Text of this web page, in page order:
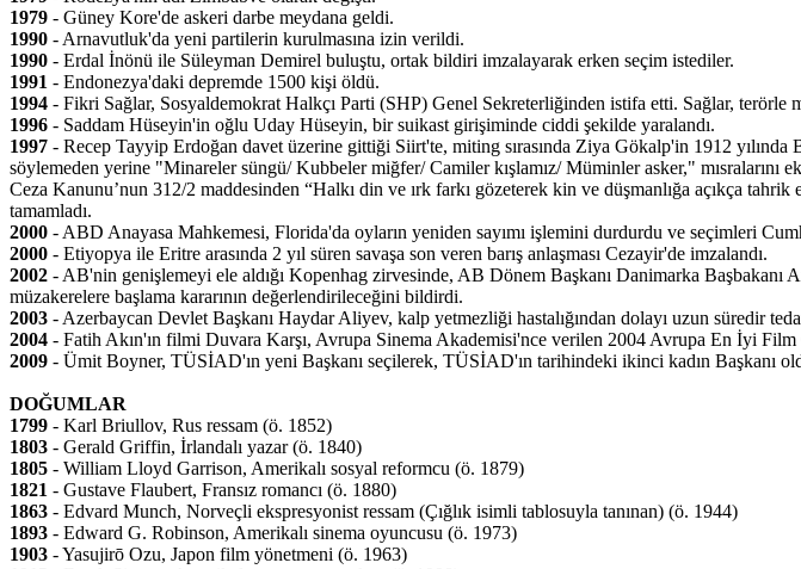
1979 - Güney Kore'de askeri darbe meydana geldi.
1990 - Arnavutluk'da yeni partilerin kurulmasına izin verildi.
1990 - Erdal İnönü ile Süleyman Demirel buluştu, ortak bildiri imzalayarak erken seçim istediler.
1991 - Endonezya'daki depremde 1500 kişi öldü.
1994 - Fikri Sağlar, Sosyaldemokrat Halkçı Parti (SHP) Genel Sekreterliğinden istifa etti. Sağlar, terörle
1996 - Saddam Hüseyin'in oğlu Uday Hüseyin, bir suikast girişiminde ciddi şekilde yaralandı.
1997 - Recep Tayyip Erdoğan davet üzerine gittiği Siirt'te, miting sırasında Ziya Gökalp'in 1912
söylemeden yerine "Minareler süngü/ Kubbeler miğfer/ Camiler kışlamız/ Müminler asker,"
Ceza Kanunu’nun 312/2 maddesinden “Halkı din ve ırk farkı gözeterek kin ve düşmanlığa açıkça
tamamladı.
2000 - ABD Anayasa Mahkemesi, Florida'da oyların yeniden sayımı işlemini durdurdu ve seçimleri
2000 - Etiyopya ile Eritre arasında 2 yıl süren savaşa son veren barış anlaşması Cezayir'de imzalandı.
2002 - AB'nin genişlemeyi ele aldığı Kopenhag zirvesinde, AB Dönem Başkanı Danimarka
müzakerelere başlama kararının değerlendirileceğini bildirdi.
2003 - Azerbaycan Devlet Başkanı Haydar Aliyev, kalp yetmezliği hastalığından dolayı uzun süredir
2004 - Fatih Akın'ın filmi Duvara Karşı, Avrupa Sinema Akademisi'nce verilen 2004 Avrupa En İyi Film
2009 - Ümit Boyner, TÜSİAD'ın yeni Başkanı seçilerek, TÜSİAD'ın tarihindeki ikinci kadın Başkanı
DOĞUMLAR
1799 - Karl Briullov, Rus ressam (ö. 1852)
1803 - Gerald Griffin, İrlandalı yazar (ö. 1840)
1805 - William Lloyd Garrison, Amerikalı sosyal reformcu (ö. 1879)
1821 - Gustave Flaubert, Fransız romancı (ö. 1880)
1863 - Edvard Munch, Norveçli ekspresyonist ressam (Çığlık isimli tablosuyla tanınan) (ö. 1944)
1893 - Edward G. Robinson, Amerikalı sinema oyuncusu (ö. 1973)
1903 - Yasujirō Ozu, Japon film yönetmeni (ö. 1963)